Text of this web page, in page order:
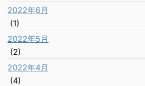
2022年6月
(1)
2022年5月
(2)
2022年4月
(4)